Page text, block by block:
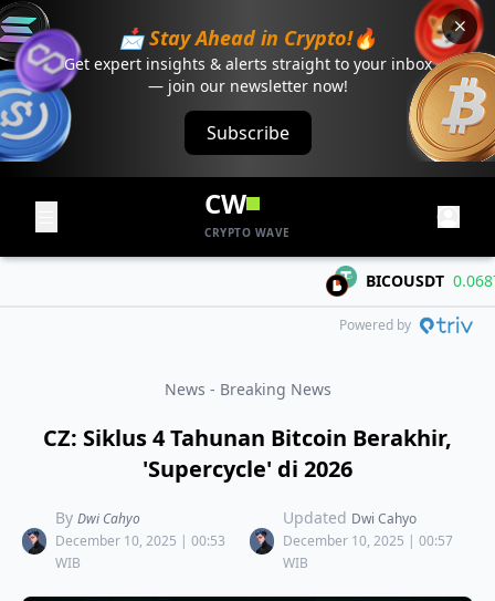
📩 Stay Ahead in Crypto!🔥
Get expert insights & alerts straight to your inbox
— join our newsletter now!
Subscribe
CW
CRYPTO WAVE
BICOUSDT 0.06871
Powered by
News - Breaking News
CZ: Siklus 4 Tahunan Bitcoin Berakhir,
'Supercycle' di 2026
By Dwi Cahyo
December 10, 2025 | 00:53
WIB
Updated Dwi Cahyo
December 10, 2025 | 00:57
WIB